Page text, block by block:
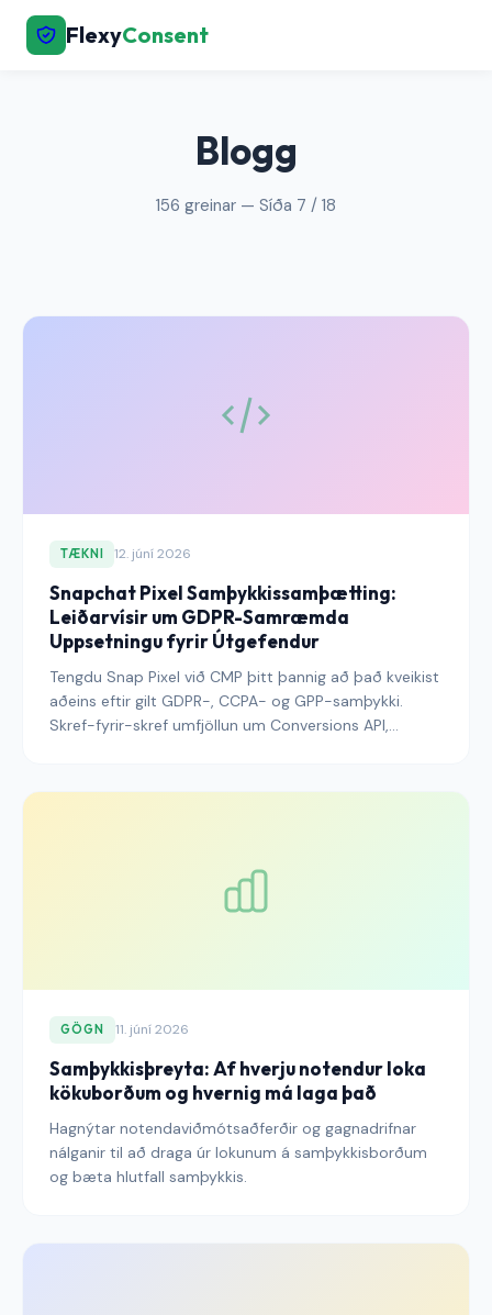
FlexyConsent
← Til baka á forsíðu
Blogg
156 greinar — Síða 7 / 18
TÆKNI 12. júní 2026
Snapchat Pixel Samþykkissamþætting:
Leiðarvísir um GDPR-Samræmda
Uppsetningu fyrir Útgefendur
Tengdu Snap Pixel við CMP þitt þannig að það kveikist
aðeins eftir gilt GDPR-, CCPA- og GPP-samþykki.
Skref-fyrir-skref umfjöllun um Conversions API,
leynilegum nótum.
GÖGN 11. júní 2026
Samþykkisþreyta: Af hverju notendur loka
kökuborðum og hvernig má laga það
Hagnýtar notendaviðmótsaðferðir og gagnadrifnar
nálganir til að draga úr lokunum á samþykkisborðum
og bæta hlutfall samþykkis.